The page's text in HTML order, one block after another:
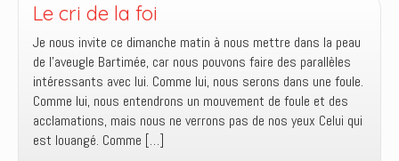
Le cri de la foi
Je nous invite ce dimanche matin à nous mettre dans la peau
de l’aveugle Bartimée, car nous pouvons faire des parallèles
intéressants avec lui. Comme lui, nous serons dans une foule.
Comme lui, nous entendrons un mouvement de foule et des
acclamations, mais nous ne verrons pas de nos yeux Celui qui
est louangé. Comme […]